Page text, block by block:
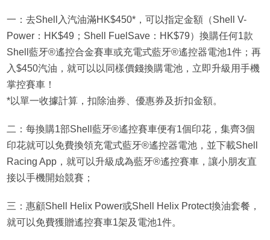
一：去Shell入汽油滿HK$450*，可以指定金額（Shell V-
Power：HK$49；Shell FuelSave：HK$79）換購任何1款
Shell藍牙®遙控合金賽車或充電式藍牙®遙控器電池1件；再
入$450汽油，就可以以同樣價錢換購電池，立即升級用手機
掌控賽車！
*以單一收據計算，扣除油券、優惠券及折扣金額。
二：每換購1部Shell藍牙®遙控賽車便有1個印花，集齊3個
印花就可以免費換領充電式藍牙®遙控器電池，並下載Shell
Racing App，就可以升級成為藍牙®遙控賽車，讓小朋友直
接以手機開始競賽；
三：惠顧Shell Helix Power或Shell Helix Protect換油套餐，
就可以免費獲贈遙控賽車1架及電池1件。